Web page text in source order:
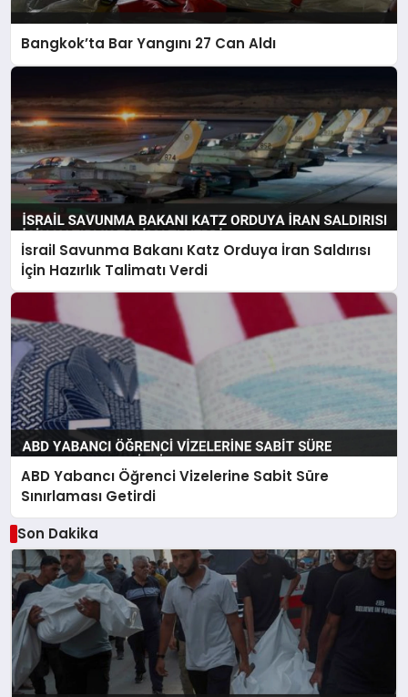
Bangkok’ta Bar Yangını 27 Can Aldı
İsrail Savunma Bakanı Katz Orduya İran Saldırısı
İçin Hazırlık Talimatı Verdi
ABD Yabancı Öğrenci Vizelerine Sabit Süre
Sınırlaması Getirdi
Son Dakika